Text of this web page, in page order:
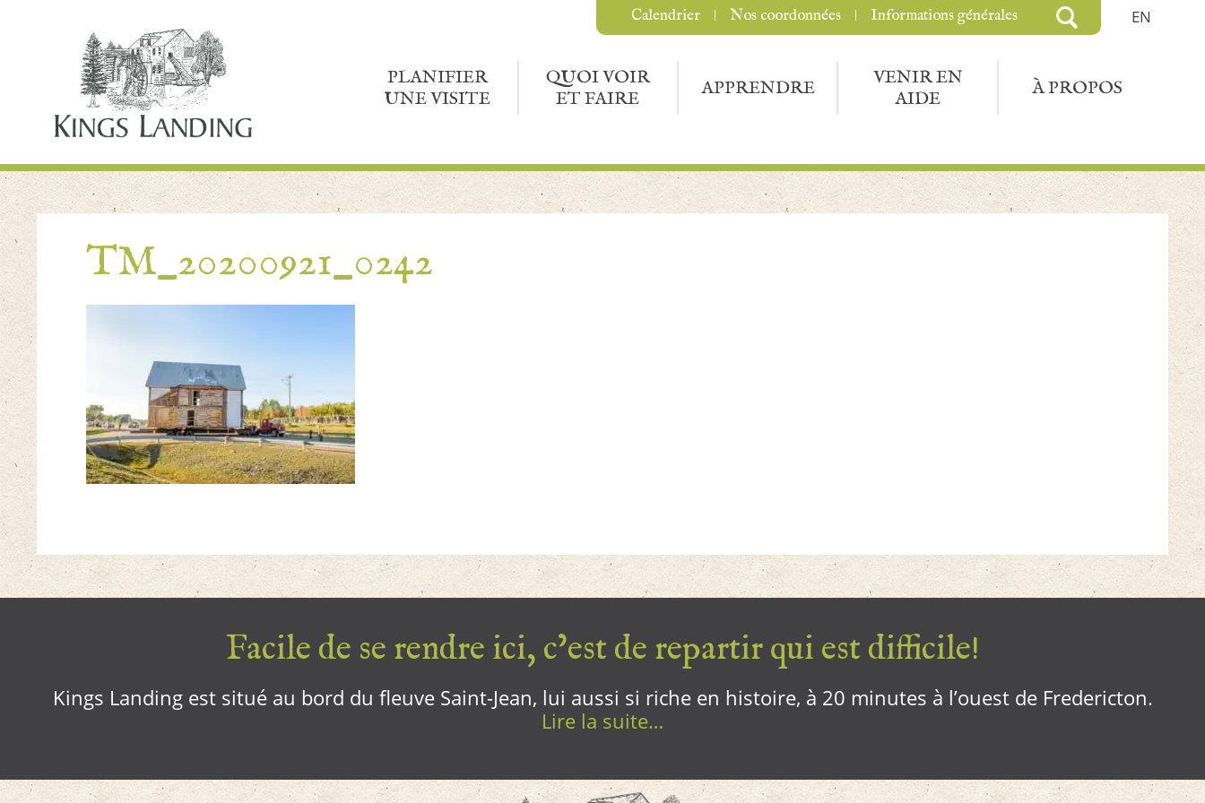
EN
PLANIFIER
UNE VISITE
QUOI VOIR
ET FAIRE
APPRENDRE
VENIR EN
AIDE
À PROPOS
Calendrier Nos coordonnées Informations générales
TM_20200921_0242
Facile de se rendre ici, c’est de repartir qui est difficile!
Kings Landing est situé au bord du fleuve Saint-Jean, lui aussi si riche en histoire, à 20 minutes à l’ouest de Fredericton.
Lire la suite…